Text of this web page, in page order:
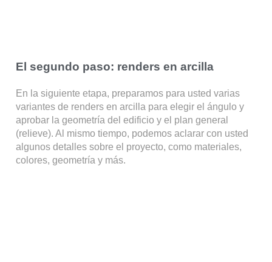
El segundo paso: renders en arcilla
En la siguiente etapa, preparamos para usted varias
variantes de renders en arcilla para elegir el ángulo y
aprobar la geometría del edificio y el plan general
(relieve). Al mismo tiempo, podemos aclarar con usted
algunos detalles sobre el proyecto, como materiales,
colores, geometría y más.